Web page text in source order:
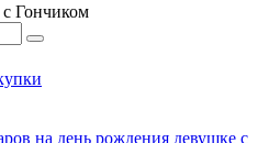
Гончиком